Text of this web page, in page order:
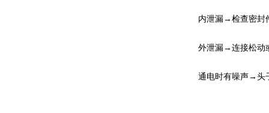
内泄漏→检查密封
外泄漏→连接松动
通电时有噪声→头